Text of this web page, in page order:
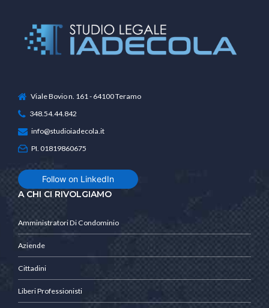
Viale Bovio n. 161 - 64100 Teramo
348.54.44.842
info@studioiadecola.it
PI. 01819860675
Follow on LinkedIn
A CHI CI RIVOLGIAMO
Amministratori Di Condominio
Aziende
Cittadini
Liberi Professionisti